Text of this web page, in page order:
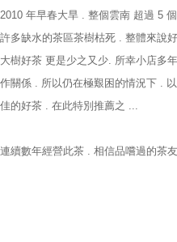
2010 年早春大旱 . 整個雲南 超過 5
許多缺水的茶區茶樹枯死 . 整體來說
大樹好茶 更是少之又少. 所幸小店多
作關係 . 所以仍在極艱困的情況下 .
佳的好茶 . 在此特別推薦之 ...
連續數年經營此茶 . 相信品嚐過的茶